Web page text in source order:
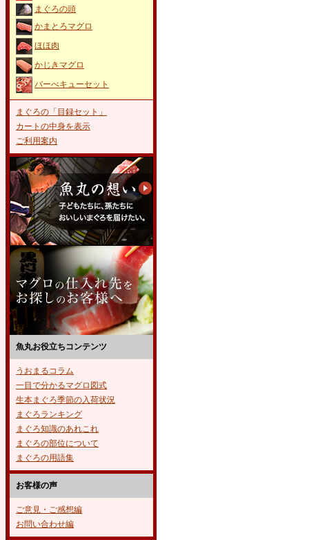
まぐろの頭
かまとろマグロ
ほほ肉
かじきマグロ
バーべキューセット
まぐろの「目録セット」
カートの中身を表示
ご利用案内
魚丸お役立ちコンテンツ
うおまるコラム
一目で分かるマグロ図式
生本まぐろ季節の入荷状況
まぐろランキング
まぐろ知識のあれこれ
まぐろの部位について
まぐろの用語集
お客様の声
ご意見・ご感想編
お問い合わせ編